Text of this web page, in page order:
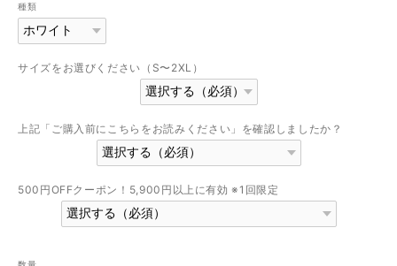
種類
サイズをお選びください（S〜2XL）
上記「ご購入前にこちらをお読みください」を確認しましたか？
500円OFFクーポン！5,900円以上に有効 ※1回限定